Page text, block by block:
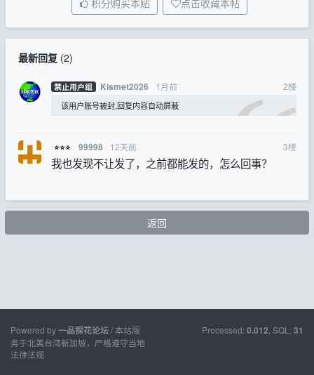
积分购买本贴 点击收藏本帖
最新回复(2)
禁止用户组 Kismet2026 1月前 2楼
该用户账号被封,回复内容自动屏蔽
⭐⭐⭐ 99998 12天前 3楼
我也发现不让发了，之前都能发的，怎么回事？
返回
Powered by一品探花论坛/ 本站服
务于北美台湾新加坡，严格遵守当地
法律法规
Processed: 0.012 , SQL: 31